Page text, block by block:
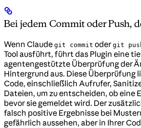
Bei jedem Commit oder Push,
Wenn Claude git commit oder git
Tool ausführt, führt das Plugin eine
agentengestützte Überprüfung der
Hintergrund aus. Diese Überprüfung
Code, einschließlich Aufrufer,
Dateien, um zu entscheiden, ob eine
bevor sie gemeldet wird. Der
falsch positive Ergebnisse bei
gefährlich aussehen, aber in Ihrer